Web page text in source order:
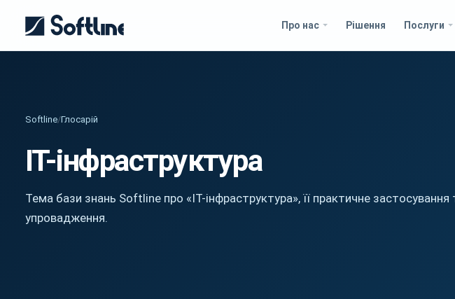
Про нас Рішення Послуги
Softline/Глосарій
IT-інфраструктура
Тема бази знань Softline про «IT-інфраструктура», її практичне застосування
упровадження.